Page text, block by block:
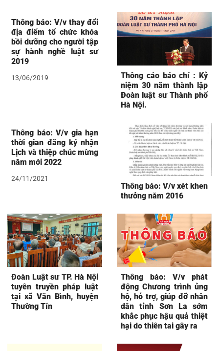
Thông báo: V/v thay đổi
địa điểm tổ chức khóa
bồi dưỡng cho người tập
sự hành nghề luật sư
2019
13/06/2019
Thông cáo báo chí : Kỷ
niệm 30 năm thành lập
Đoàn luật sư Thành phố
Hà Nội.
Thông báo: V/v gia hạn
thời gian đăng ký nhận
Lịch và thiệp chúc mừng
năm mới 2022
24/11/2021
Thông báo: V/v xét khen
thưởng năm 2016
Đoàn Luật sư TP. Hà Nội
tuyên truyền pháp luật
tại xã Văn Bình, huyện
Thường Tín
Thông báo: V/v phát
động Chương trình ủng
hộ, hỗ trợ, giúp đỡ nhân
dân tỉnh Sơn La sớm
khắc phục hậu quả thiệt
hại do thiên tai gây ra